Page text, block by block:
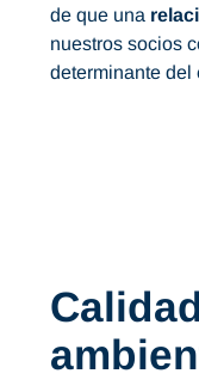
de que una
nuestros socios
determinante del